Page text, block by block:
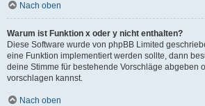
Nach oben
Warum ist Funktion x oder y nicht enthalten?
Diese Software wurde von phpBB Limited
eine Funktion implementiert werden sollte, dann
deine Stimme für bestehende Vorschläge abgeben
vorschlagen kannst.
Nach oben